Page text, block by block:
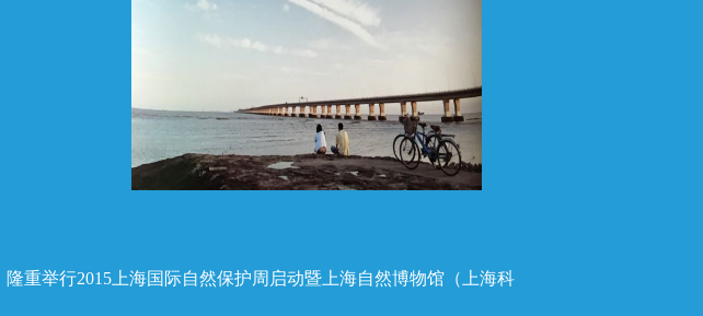
重举行2015上海国际自然保护周启动暨上海自然博物馆（上海科